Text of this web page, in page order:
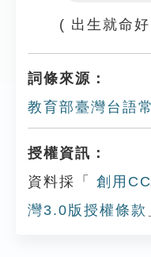
( 出生就命
詞條來源：
教育部臺灣台語
授權資訊：
資料採「
創用
灣3.0版授權條款